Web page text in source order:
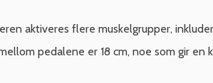
aktiveres flere muskelgrupper,
pedalene er 18 cm, noe som gir